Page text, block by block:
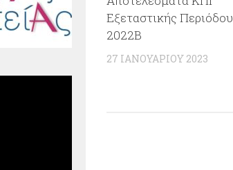
Εξεταστικής Περιόδου
2022Β
27 ΙΑΝΟΥΑΡΊΟΥ 2023